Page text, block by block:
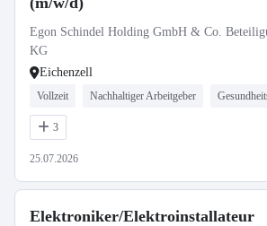
Egon Schindel Holding GmbH & Co.
KG
Eichenzell
Vollzeit Nachhaltiger Arbeitgeber
3
25.07.2026
Elektroniker/Elektroinstallateur